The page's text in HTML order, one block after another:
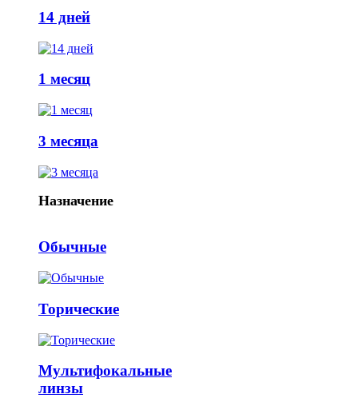
14 дней
1 месяц
3 месяца
Назначение
Обычные
Торические
Мультифокальные
линзы